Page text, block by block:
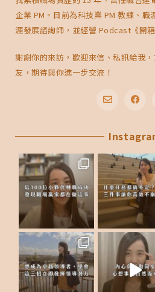
企業 PM。目前為科技業 PM 教練、職
涯發展諮詢師，並經營 Podcast《開
謝謝你的來訪，歡迎來信、私訊給我
友，期待與你進一步交流！
e
l
o
p
e
F
e
b
o
o
k